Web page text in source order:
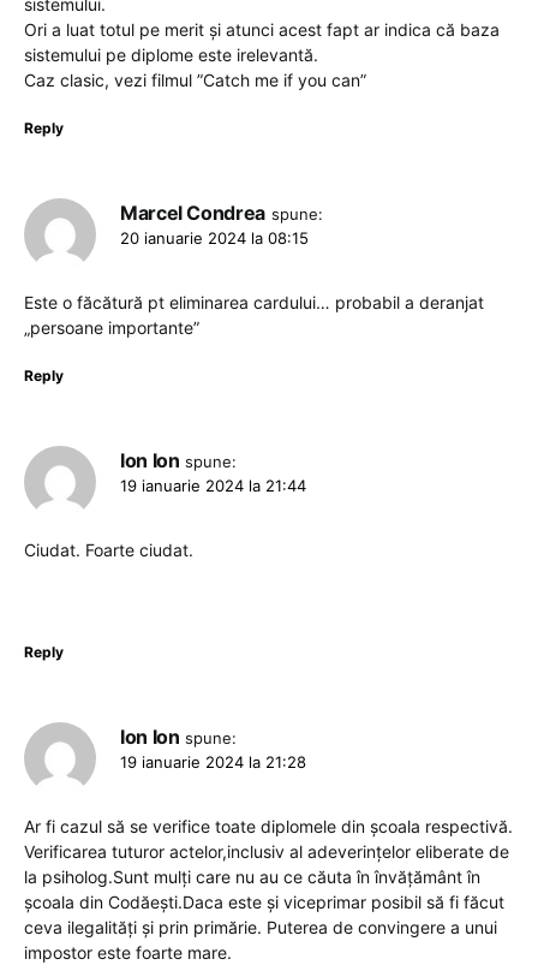
Ori a luat totul pe merit și atunci acest fapt ar indica că baza
sistemului pe diplome este irelevantă.
Caz clasic, vezi filmul ”Catch me if you can”
Reply
Marcel Condrea spune:
20 ianuarie 2024 la 08:15
Este o făcătură pt eliminarea cardului… probabil a deranjat
„persoane importante”
Reply
Ion Ion spune:
19 ianuarie 2024 la 21:44
Ciudat. Foarte ciudat.
Reply
Ion Ion spune:
19 ianuarie 2024 la 21:28
Ar fi cazul să se verifice toate diplomele din școala respectivă.
Verificarea tuturor actelor,inclusiv al adeverințelor eliberate de
la psiholog.Sunt mulți care nu au ce căuta în învățământ în
școala din Codăești.Daca este și viceprimar posibil să fi făcut
ceva ilegalități și prin primărie. Puterea de convingere a unui
impostor este foarte mare.